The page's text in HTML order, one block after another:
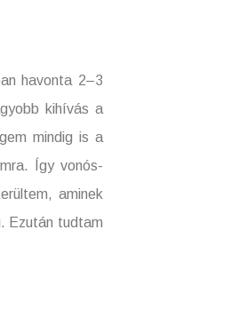
havonta 2–3
kihívás a
mindig is a
Így vonós-
aminek
Ezután tudtam